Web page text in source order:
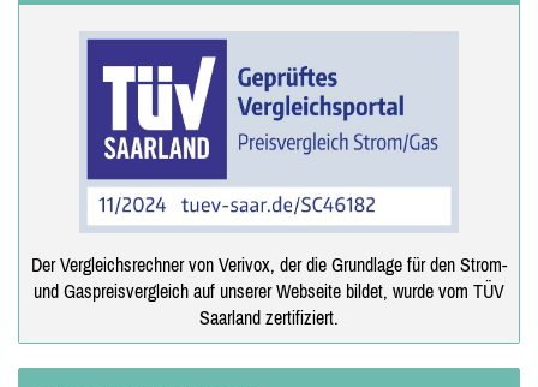
Der Vergleichsrechner von Verivox, der die Grundlage für den Strom-
und Gaspreisvergleich auf unserer Webseite bildet, wurde vom TÜV
Saarland zertifiziert.